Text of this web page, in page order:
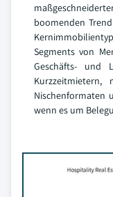
boomenden
Segments von
Geschäfts- und
Nischenformaten
wenn es um